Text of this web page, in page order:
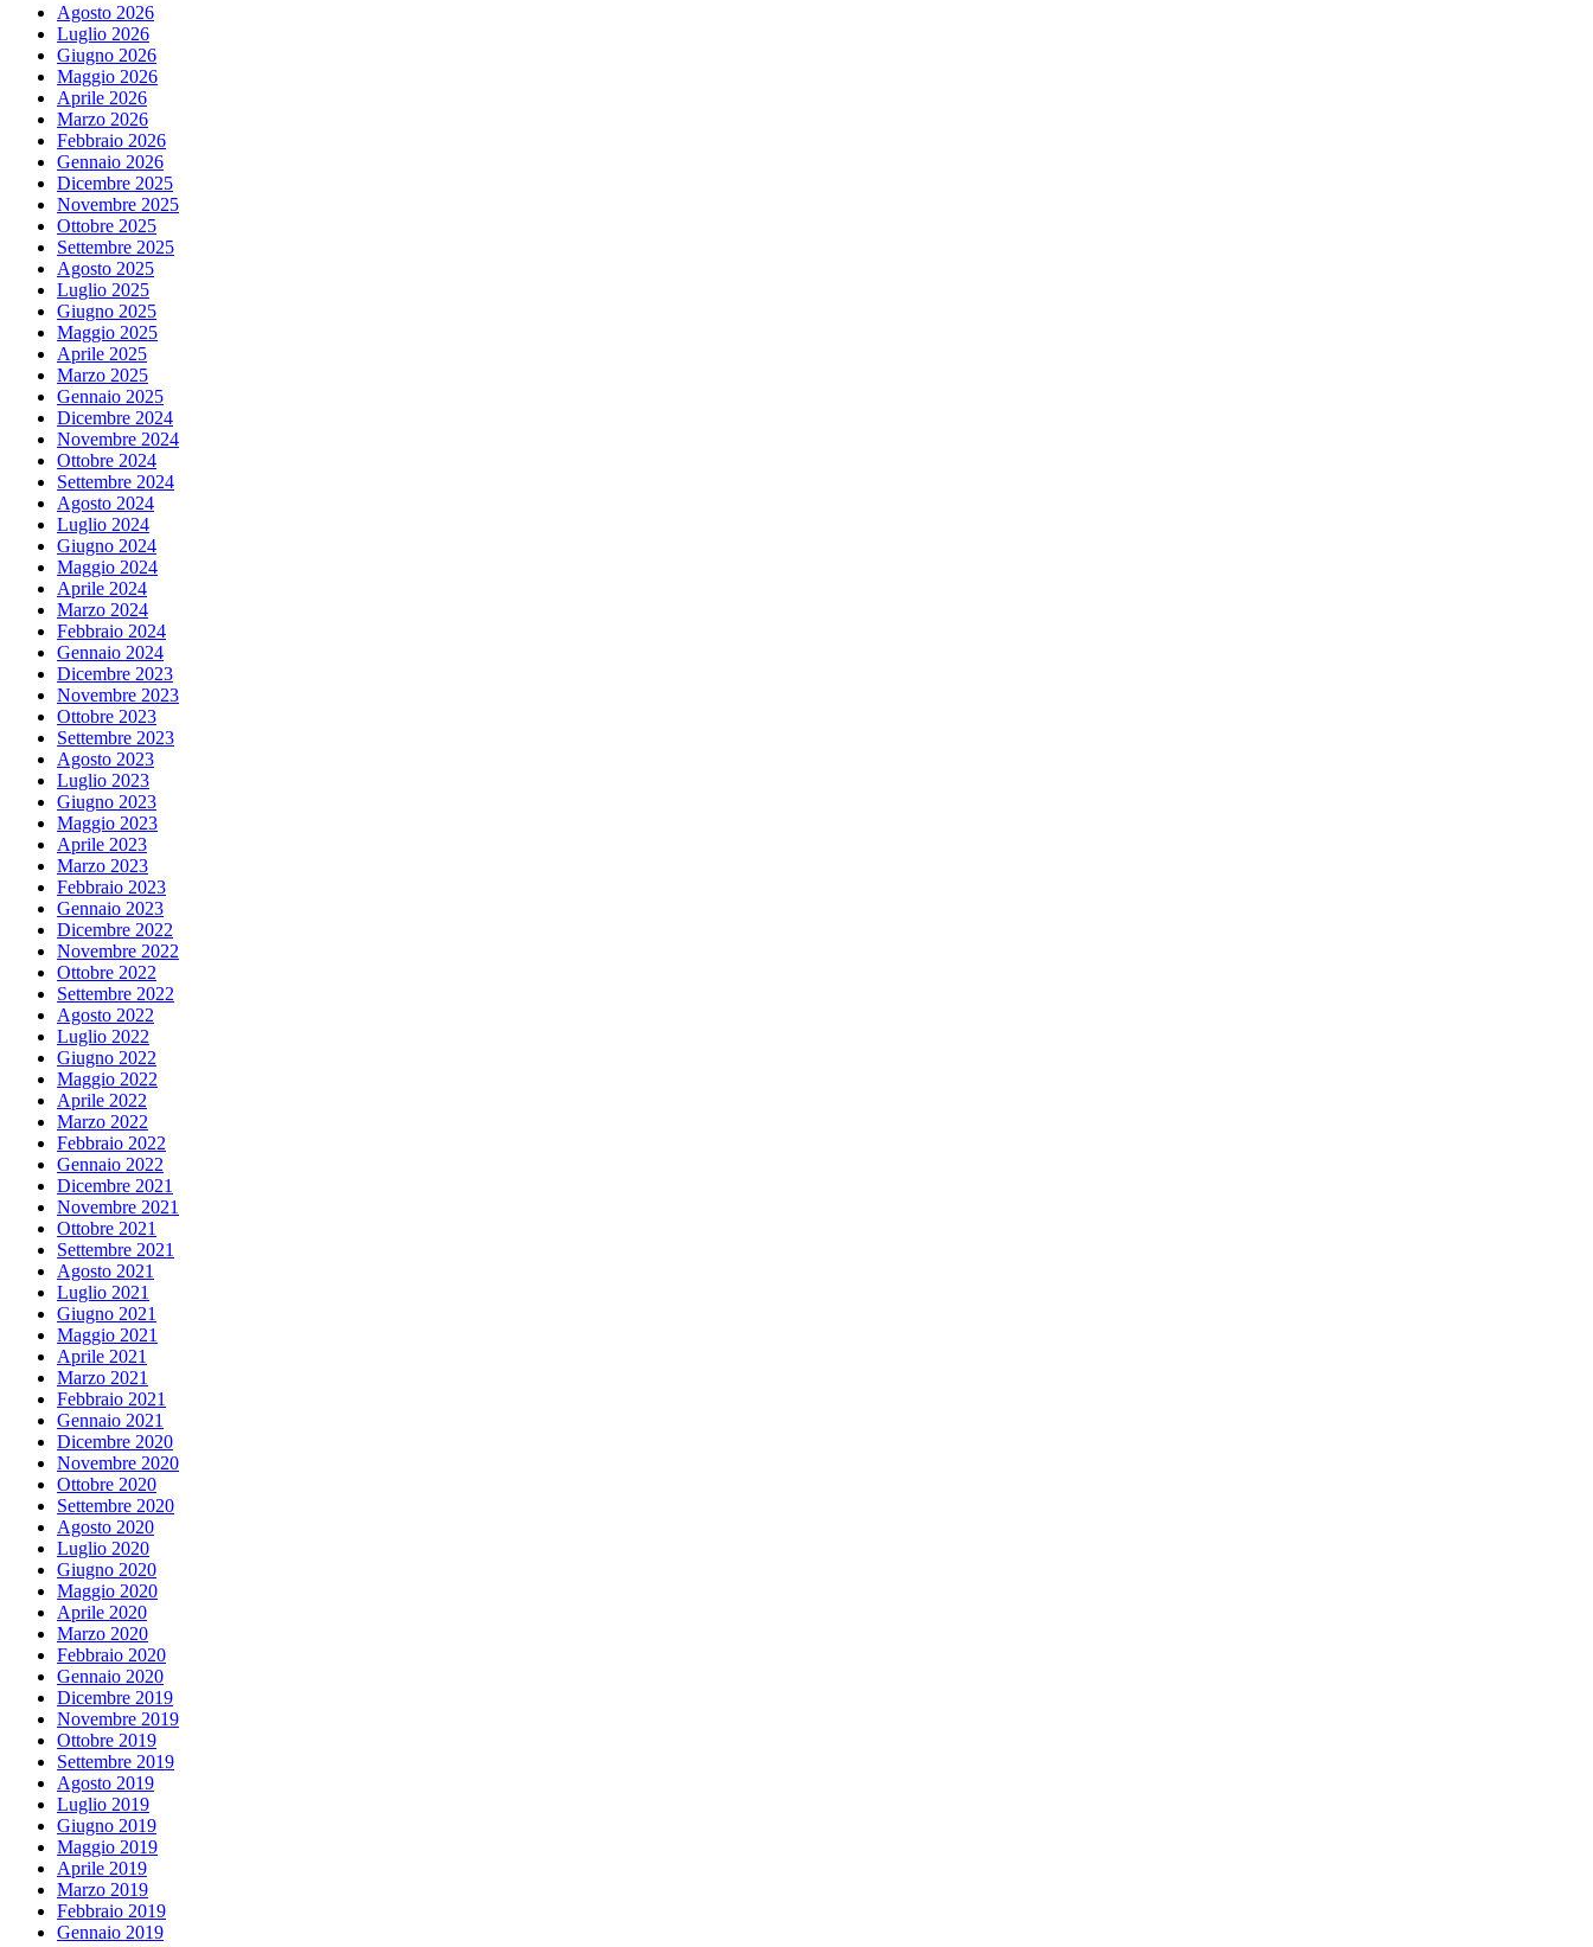
Agosto 2026
Luglio 2026
Giugno 2026
Maggio 2026
Aprile 2026
Marzo 2026
Febbraio 2026
Gennaio 2026
Dicembre 2025
Novembre 2025
Ottobre 2025
Settembre 2025
Agosto 2025
Luglio 2025
Giugno 2025
Maggio 2025
Aprile 2025
Marzo 2025
Gennaio 2025
Dicembre 2024
Novembre 2024
Ottobre 2024
Settembre 2024
Agosto 2024
Luglio 2024
Giugno 2024
Maggio 2024
Aprile 2024
Marzo 2024
Febbraio 2024
Gennaio 2024
Dicembre 2023
Novembre 2023
Ottobre 2023
Settembre 2023
Agosto 2023
Luglio 2023
Giugno 2023
Maggio 2023
Aprile 2023
Marzo 2023
Febbraio 2023
Gennaio 2023
Dicembre 2022
Novembre 2022
Ottobre 2022
Settembre 2022
Agosto 2022
Luglio 2022
Giugno 2022
Maggio 2022
Aprile 2022
Marzo 2022
Febbraio 2022
Gennaio 2022
Dicembre 2021
Novembre 2021
Ottobre 2021
Settembre 2021
Agosto 2021
Luglio 2021
Giugno 2021
Maggio 2021
Aprile 2021
Marzo 2021
Febbraio 2021
Gennaio 2021
Dicembre 2020
Novembre 2020
Ottobre 2020
Settembre 2020
Agosto 2020
Luglio 2020
Giugno 2020
Maggio 2020
Aprile 2020
Marzo 2020
Febbraio 2020
Gennaio 2020
Dicembre 2019
Novembre 2019
Ottobre 2019
Settembre 2019
Agosto 2019
Luglio 2019
Giugno 2019
Maggio 2019
Aprile 2019
Marzo 2019
Febbraio 2019
Gennaio 2019